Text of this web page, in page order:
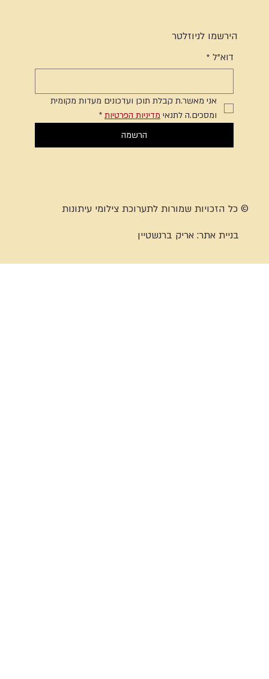
הירשמו לניוזלטר
דוא"ל *
אני מאשר.ת קבלת תוכן ועדכונים מעדות מקומית
ומסכים.ה לתנאי מדיניות הפרטיות *
הרשמה
© כל הזכויות שמורות לתערוכת צילומי עיתונות
בניית אתר:אריק ברנשטיין